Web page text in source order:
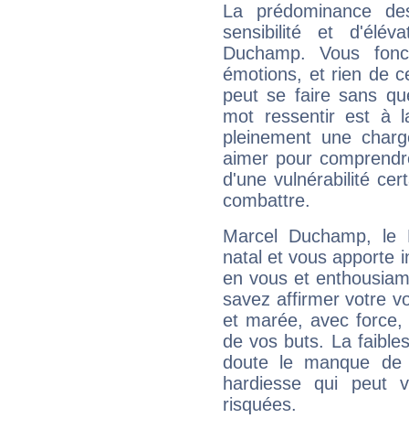
La prédominance
sensibilité et
Duchamp. Vous
émotions, et rien de
peut se faire sans
mot ressentir est à
pleinement une
aimer pour
d'une vulnérabilité
combattre.
Marcel Duchamp, le
natal et vous apporte
en vous et
savez affirmer votre
et marée, avec
de vos buts. La
doute le manque
hardiesse qui peut
risquées.